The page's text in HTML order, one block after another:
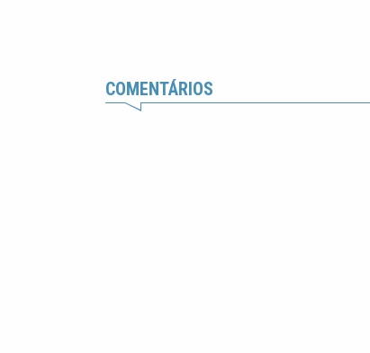
COMENTÁRIOS